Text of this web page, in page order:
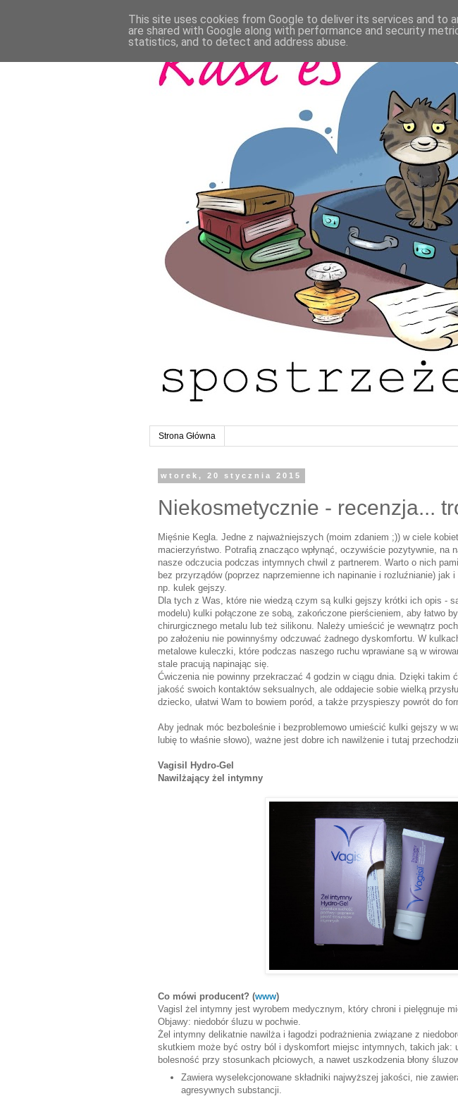
Strona Główna
wtorek, 20 stycznia 2015
Niekosmetycznie - recenzja...
Mięśnie Kegla. Jedne z najważniejszych (moim zdaniem ;)) w ciele
macierzyństwo. Potrafią znacząco wpłynąć, oczywiście pozytywnie, na
nasze odczucia podczas intymnych chwil z partnerem. Warto o nich
bez przyrządów (poprzez naprzemienne ich napinanie i rozluźnianie) jak
np. kulek gejszy.
Dla tych z Was, które nie wiedzą czym są kulki gejszy krótki ich opis -
modelu) kulki połączone ze sobą, zakończone pierścieniem, aby łatwo
chirurgicznego metalu lub też silikonu. Należy umieścić je wewnątrz
po założeniu nie powinnyśmy odczuwać żadnego dyskomfortu. W
metalowe kuleczki, które podczas naszego ruchu wprawiane są w
stale pracują napinając się.
Ćwiczenia nie powinny przekraczać 4 godzin w ciągu dnia. Dzięki takim
jakość swoich kontaktów seksualnych, ale oddajecie sobie wielką
dziecko, ułatwi Wam to bowiem poród, a także przyspieszy powrót do
Aby jednak móc bezboleśnie i bezproblemowo umieścić kulki gejszy w
lubię to właśnie słowo), ważne jest dobre ich nawilżenie i tutaj
Vagisil Hydro-Gel
Nawilżający żel intymny
Co mówi producent? (www)
Vagisl żel intymny jest wyrobem medycznym, który chroni i pielęgnuje
Objawy: niedobór śluzu w pochwie.
Żel intymny delikatnie nawilża i łagodzi podrażnienia związane z
skutkiem może być ostry ból i dyskomfort miejsc intymnych, takich jak:
bolesność przy stosunkach płciowych, a nawet uszkodzenia błony
Zawiera wyselekcjonowane składniki najwyższej jakości, nie
agresywnych substancji.
This site uses cookies from Google to deliver its services and to
are shared with Google along with performance and security
statistics, and to detect and address abuse.